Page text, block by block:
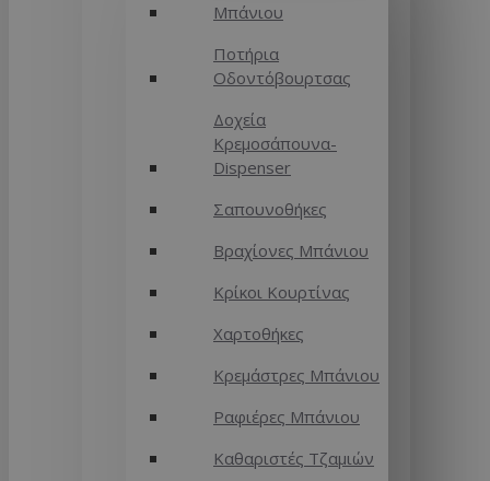
Μπάνιου
Ποτήρια
Οδοντόβουρτσας
Δοχεία
Κρεμοσάπουνα-
Dispenser
Σαπουνοθήκες
Βραχίονες Μπάνιου
Κρίκοι Κουρτίνας
Χαρτοθήκες
Κρεμάστρες Μπάνιου
Ραφιέρες Μπάνιου
Καθαριστές Τζαμιών